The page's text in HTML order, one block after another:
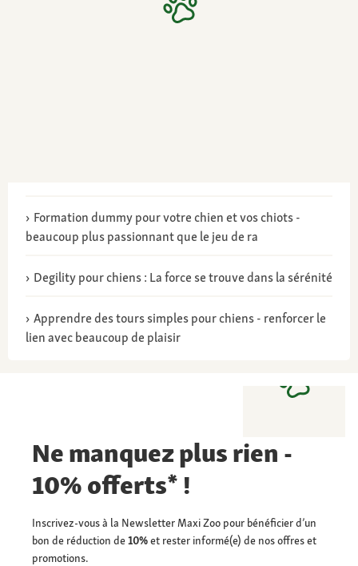
Formation dummy pour votre chien et vos chiots -
beaucoup plus passionnant que le jeu de ra
Degility pour chiens : La force se trouve dans la sérénité
Apprendre des tours simples pour chiens - renforcer le
lien avec beaucoup de plaisir
Ne manquez plus rien -
10% offerts* !
Inscrivez-vous à la Newsletter Maxi Zoo pour bénéficier d’un
bon de réduction de10%et rester informé(e) de nos offres et
promotions.